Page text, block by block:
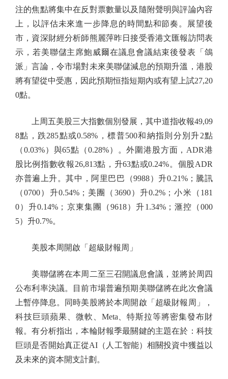
注的焦點將集中在反對票數量以及隨附聲明與評論內容
上，以評估未來進一步降息的時間點和節奏。展望後
市，資深財經分析師熊麗萍昨日接受香港文匯報訪問表
示，若美聯儲主席鮑威爾在議息會議結束後發表「鴿
派」言論，令市場對未來美聯儲減息的預期升溫，港股
將有望從中受惠，因此預期恒指短期內或有望上試27,20
0點。
上周五美股三大指數個別發展，其中道指收報49,09
8點，跌285點或0.58%，標普500和納指則分別升2點
（0.03%）與65點（0.28%）。外圍港股方面，ADR港
股比例指數收報26,813點，升63點或0.24%。個股ADR
亦普遍上升。其中，阿里巴巴（9988）升0.21%；騰訊
（0700）升0.54%；美團（3690）升0.2%；小米（181
0）升0.14%；京東集團（9618）升1.34%；滙控（000
5）升0.7%。
美股本周開啟「超級財報周」
美聯儲將在本周二至三召開議息會議，並將於周四
公布利率決議。目前市場普遍預期美聯儲將在此次會議
上暫停降息。同時美股將於本周開啟「超級財報周」，
科技巨頭蘋果、微軟、Meta、特斯拉等將密集發布財
報。有分析指出，本輪財報季最關鍵的主題在於：科技
巨頭是否開始真正從AI（人工智能）相關投資中獲益以
及未來的資本開支計劃。